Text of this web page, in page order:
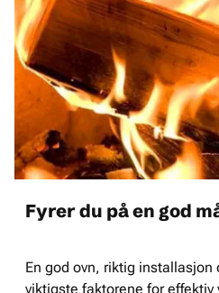
Fyrer du på en god
En god ovn, riktig installasjon
viktigste faktorene for effektiv